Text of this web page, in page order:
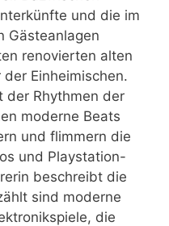
und die im
Gästeanlagen
renovierten alten
Einheimischen.
der Rhythmen der
moderne Beats
und flimmern die
und Playstation-
beschreibt die
sind moderne
die